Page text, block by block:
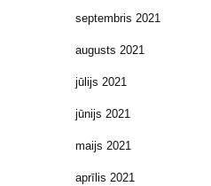
septembris 2021
augusts 2021
jūlijs 2021
jūnijs 2021
maijs 2021
aprīlis 2021